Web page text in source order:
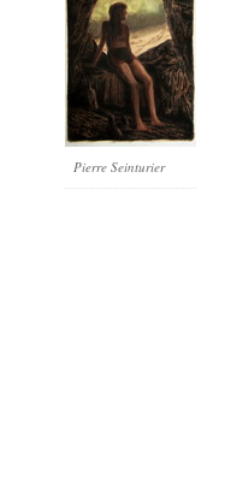
Pierre Seinturier